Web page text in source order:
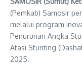
(Pemkab) Samosir
melalui program
Penurunan Angka
Atasi Stunting
2025.